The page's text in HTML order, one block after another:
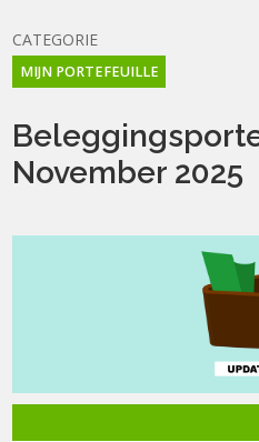
CATEGORIE
MIJN PORTEFEUILLE
November 2025